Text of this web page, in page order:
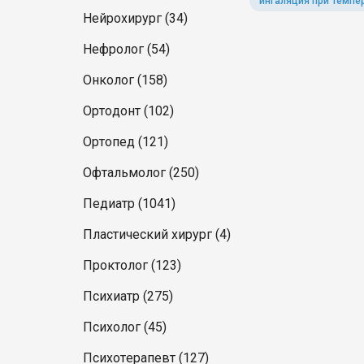
Нейрохирург (34)
Нефролог (54)
Онколог (158)
Ортодонт (102)
Ортопед (121)
Офтальмолог (250)
Педиатр (1041)
Пластический хирург (4)
Проктолог (123)
Психиатр (275)
Психолог (45)
Психотерапевт (127)